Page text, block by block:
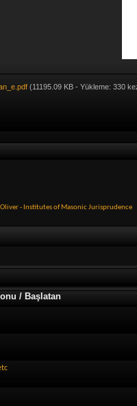
(11195.09 KB - Yükleme: 330
- Institutes of Masonic Jurisprudence
/ Başlatan